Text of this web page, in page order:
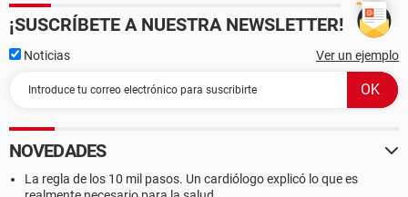
¡SUSCRÍBETE A NUESTRA NEWSLETTER!
Noticias Ver un ejemplo
NOVEDADES
La regla de los 10 mil pasos. Un cardiólogo explicó lo que es